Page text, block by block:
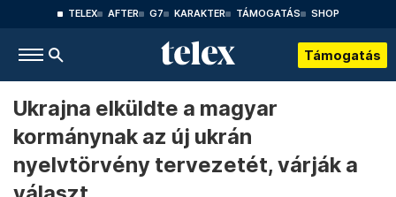
TELEX AFTER G7 KARAKTER TÁMOGATÁS SHOP
Támogatás
Ukrajna elküldte a magyar
kormánynak az új ukrán
nyelvtörvény tervezetét, várják a